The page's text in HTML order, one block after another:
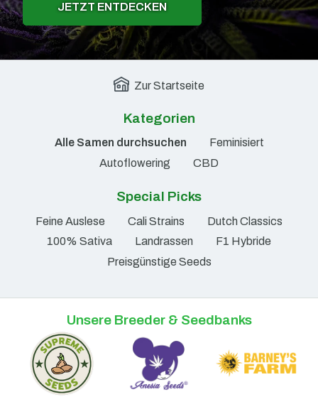
JETZT ENTDECKEN
Zur Startseite
Kategorien
Alle Samen durchsuchen
Feminisiert
Autoflowering
CBD
Special Picks
Feine Auslese Cali Strains
Dutch Classics
100% Sativa
Landrassen
F1 Hybride
Preisgünstige Seeds
Unsere Breeder & Seedbanks